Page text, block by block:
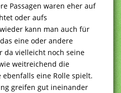
Passagen waren eher auf
oder aufs
kann man auch für
eine oder andere
da vielleicht noch seine
weitreichend die
eine Rolle spielt.
greifen gut ineinander